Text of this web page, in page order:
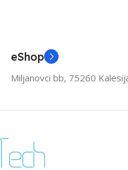
eShop
Miljanovci bb, 75260